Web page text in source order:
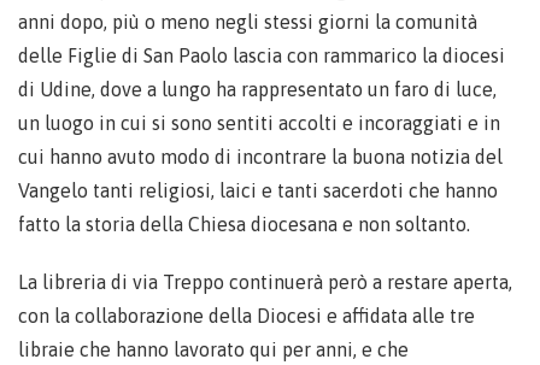
anni dopo, più o meno negli stessi giorni la comunità
delle Figlie di San Paolo lascia con rammarico la diocesi
di Udine, dove a lungo ha rappresentato un faro di luce,
un luogo in cui si sono sentiti accolti e incoraggiati e in
cui hanno avuto modo di incontrare la buona notizia del
Vangelo tanti religiosi, laici e tanti sacerdoti che hanno
fatto la storia della Chiesa diocesana e non soltanto.
La libreria di via Treppo continuerà però a restare aperta,
con la collaborazione della Diocesi e affidata alle tre
libraie che hanno lavorato qui per anni, e che